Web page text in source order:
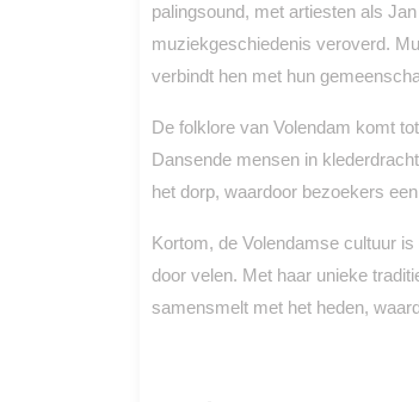
palingsound, met artiesten als
muziekgeschiedenis veroverd.
verbindt hen met hun
De folklore van Volendam komt
Dansende mensen in
het dorp, waardoor bezoekers
Kortom, de Volendamse cultuur
door velen. Met haar unieke
samensmelt met het heden,